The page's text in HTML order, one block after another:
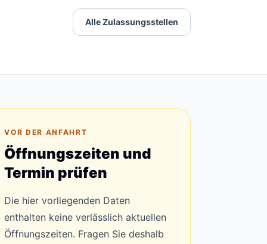
Alle Zulassungsstellen
VOR DER ANFAHRT
Öffnungszeiten und
Termin prüfen
Die hier vorliegenden Daten
enthalten keine verlässlich aktuellen
Öffnungszeiten. Fragen Sie deshalb